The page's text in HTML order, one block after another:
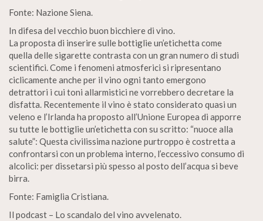
Fonte: Nazione Siena.
In difesa del vecchio buon bicchiere di vino.
La proposta di inserire sulle bottiglie un’etichetta come
quella delle sigarette contrasta con un gran numero di studi
scientifici. Come i fenomeni atmosferici si ripresentano
ciclicamente anche per il vino ogni tanto emergono
detrattori i cui toni allarmistici ne vorrebbero decretare la
disfatta. Recentemente il vino è stato considerato quasi un
veleno e l’Irlanda ha proposto all’Unione Europea di apporre
su tutte le bottiglie un’etichetta con su scritto: “nuoce alla
salute”: Questa civilissima nazione purtroppo è costretta a
confrontarsi con un problema interno, l’eccessivo consumo di
alcolici: per dissetarsi più spesso al posto dell’acqua si beve
birra.
Fonte: Famiglia Cristiana.
Il podcast – Lo scandalo del vino avvelenato.